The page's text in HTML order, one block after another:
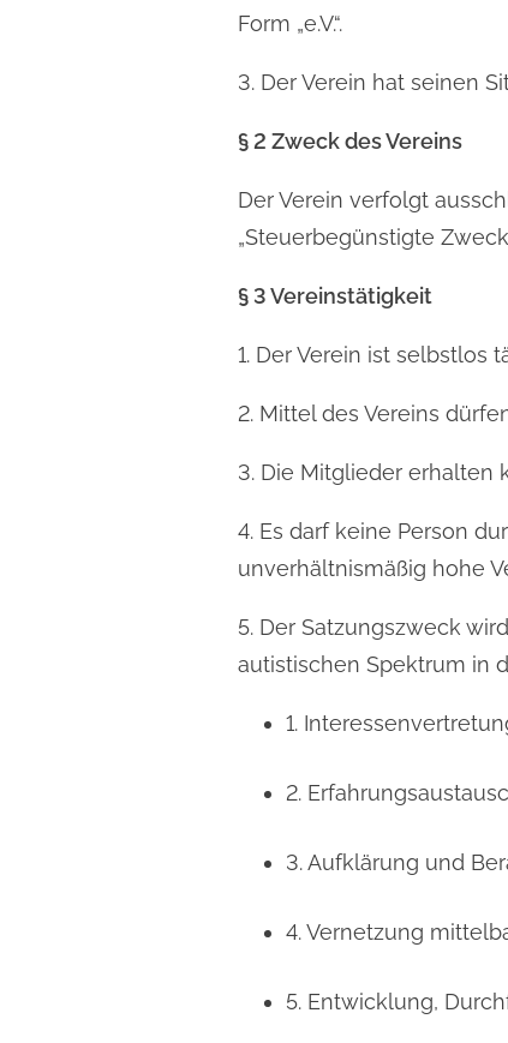
Form „e.V.“.
3. Der Verein hat seinen
§ 2 Zweck des Vereins
Der Verein verfolgt
„Steuerbegünstigte
§ 3 Vereinstätigkeit
1. Der Verein ist selbstlos
2. Mittel des Vereins
3. Die Mitglieder erhalten
4. Es darf keine Person
unverhältnismäßig hohe
5. Der Satzungszweck
autistischen Spektrum in
1.
2.
3. Aufklärung und
4. Vernetzung
5. Entwicklung,